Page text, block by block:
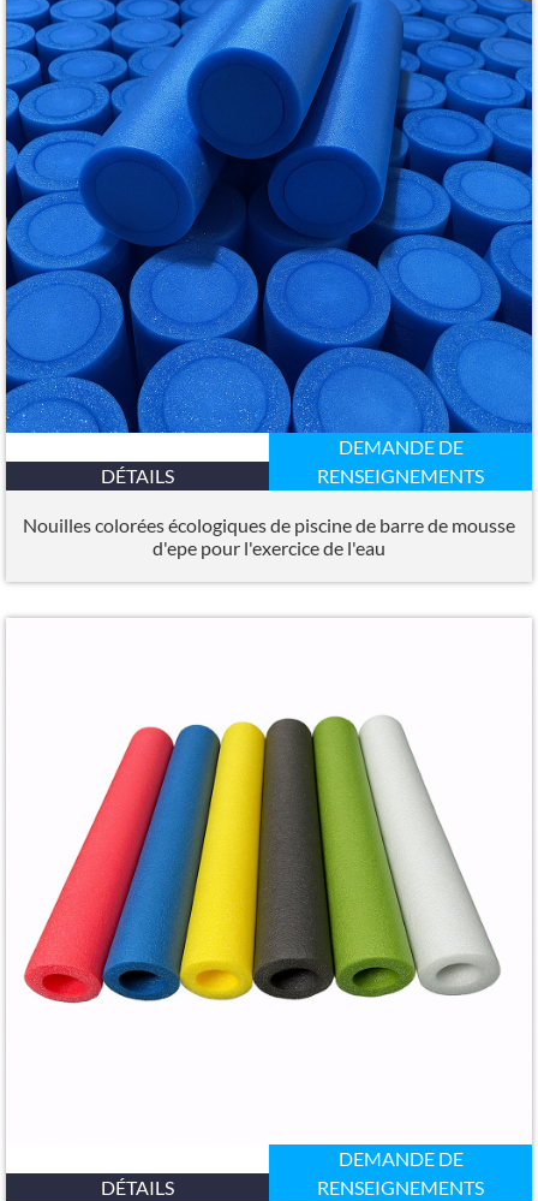
DÉTAILS
DEMANDE DE
RENSEIGNEMENTS
Nouilles colorées écologiques de piscine de barre de mousse
d'epe pour l'exercice de l'eau
DÉTAILS
DEMANDE DE
RENSEIGNEMENTS